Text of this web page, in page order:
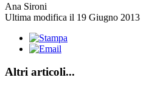
Ana Sironi
Ultima modifica il 19 Giugno 2013
Altri articoli...